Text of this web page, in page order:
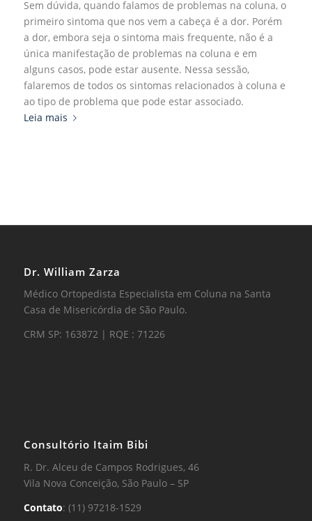
Sem dúvida, quando falamos de problemas na coluna, o
primeiro sintoma que nos vem a cabeça é a dor. Porém
a dor, embora seja o sintoma mais frequente, não é a
única manifestação de problemas na coluna e em
alguns casos, pode estar ausente. Nessa sessão,
falaremos de todos os sintomas relacionados à coluna e
ao tipo de problema que pode estar associado.
Leia mais
Dr. William Zarza
Médico Ortopedista Especialista em Coluna na Santa
Casa de Misericórdia de São Paulo.
CRM SP: 163872 | RQE : 71226
Consultório Itaim Bibi
R. Dr. Alceu de Campos Rodrigues, 46
Vila Nova Conceição, São Paulo – SP
Contato: (11) 97218-1529